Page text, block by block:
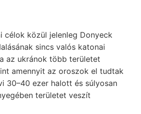
célok közül jelenleg Donyeck
sincs valós katonai
az ukránok több területet
amennyit az oroszok el tudtak
30–40 ezer halott és súlyosan
területet veszít